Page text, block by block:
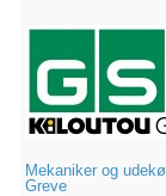
Mekaniker og
Greve